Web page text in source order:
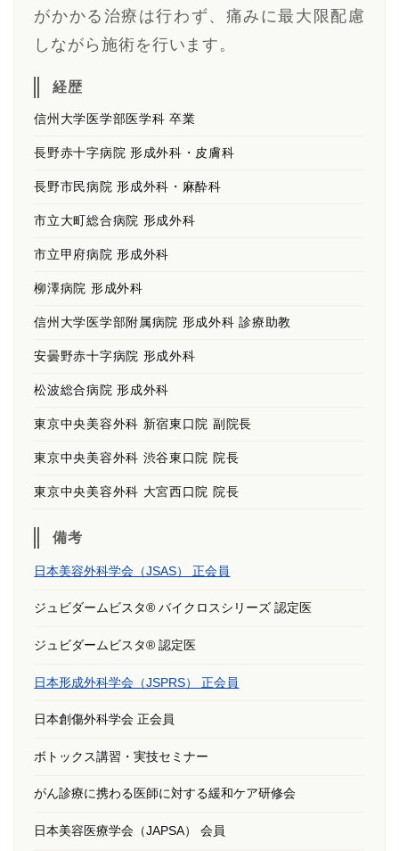
がかかる治療は行わず、痛みに最大限配慮
しながら施術を行います。
経歴
信州大学医学部医学科 卒業
長野赤十字病院 形成外科・皮膚科
長野市民病院 形成外科・麻酔科
市立大町総合病院 形成外科
市立甲府病院 形成外科
柳澤病院 形成外科
信州大学医学部附属病院 形成外科 診療助教
安曇野赤十字病院 形成外科
松波総合病院 形成外科
東京中央美容外科 新宿東口院 副院長
東京中央美容外科 渋谷東口院 院長
東京中央美容外科 大宮西口院 院長
備考
日本美容外科学会（JSAS） 正会員
ジュビダームビスタ® バイクロスシリーズ 認定医
ジュビダームビスタ® 認定医
日本形成外科学会（JSPRS） 正会員
日本創傷外科学会 正会員
ボトックス講習・実技セミナー
がん診療に携わる医師に対する緩和ケア研修会
日本美容医療学会（JAPSA） 会員